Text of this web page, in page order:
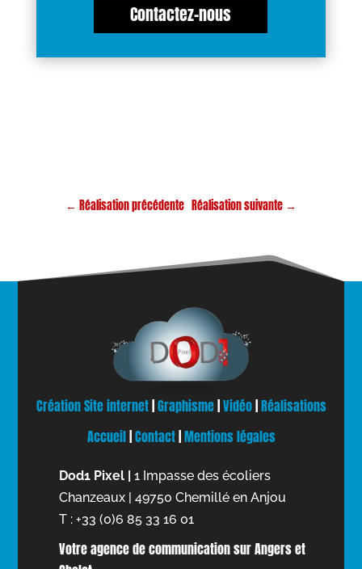
Contactez-nous
← Réalisation précédente Réalisation suivante →
Création Site internet|Graphisme|Vidéo|Réalisations
Accueil|Contact|Mentions légales
Dod1 Pixel | 1 Impasse des écoliers
Chanzeaux | 49750 Chemillé en Anjou
T : +33 (0)6 85 33 16 01
Votre agence de communication sur Angers et